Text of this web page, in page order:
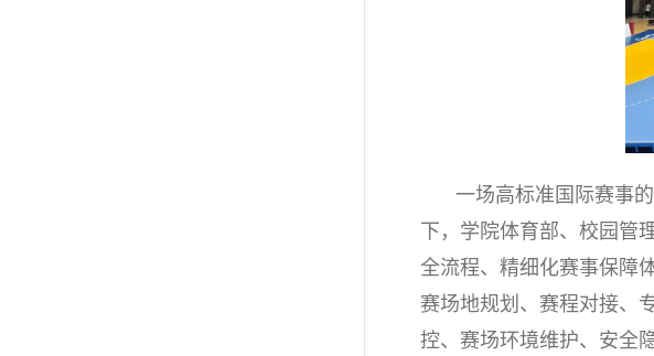
一场高标准国际赛事
下，学院体育部、校园管
全流程、精细化赛事保障
赛场地规划、赛程对接、
控、赛场环境维护、安全